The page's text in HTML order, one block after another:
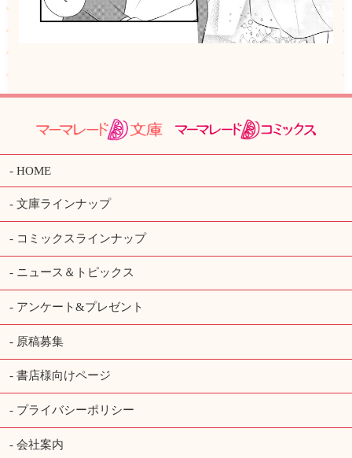
HOME
文庫ラインナップ
コミックスラインナップ
ニュース＆トピックス
アンケート&プレゼント
原稿募集
書店様向けページ
プライバシーポリシー
会社案内